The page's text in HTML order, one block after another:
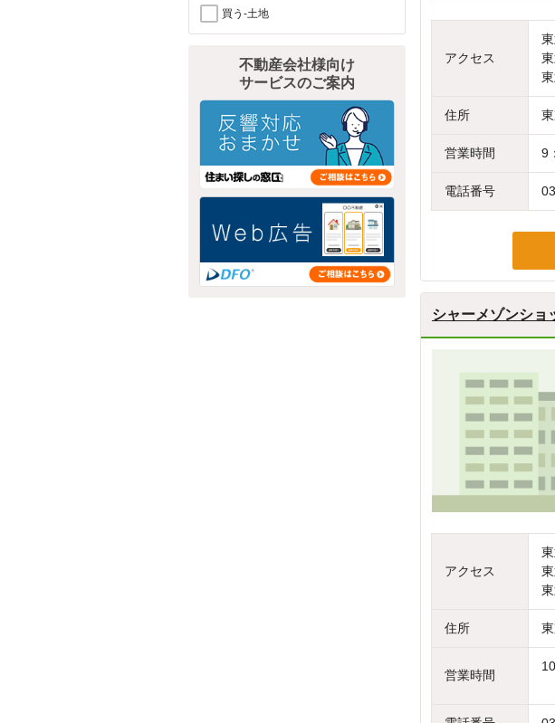
買う-土地
不動産会社様向け
サービスのご案内
アクセス
住所
営業時間 9
電話番号
シャーメゾンシ
アクセス
住所
営業時間